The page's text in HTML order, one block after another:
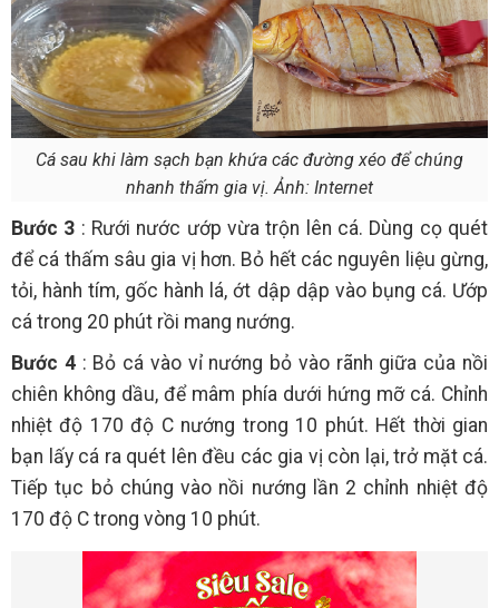
Cá sau khi làm sạch bạn khứa các đường xéo để chúng
nhanh thấm gia vị. Ảnh: Internet
Bước 3 : Rưới nước ướp vừa trộn lên cá. Dùng cọ quét
để cá thấm sâu gia vị hơn. Bỏ hết các nguyên liệu gừng,
tỏi, hành tím, gốc hành lá, ớt dập dập vào bụng cá. Ướp
cá trong 20 phút rồi mang nướng.
Bước 4: Bỏ cá vào vỉ nướng bỏ vào rãnh giữa của nồi
chiên không dầu, để mâm phía dưới hứng mỡ cá. Chỉnh
nhiệt độ 170 độ C nướng trong 10 phút. Hết thời gian
bạn lấy cá ra quét lên đều các gia vị còn lại, trở mặt cá.
Tiếp tục bỏ chúng vào nồi nướng lần 2 chỉnh nhiệt độ
170 độ C trong vòng 10 phút.